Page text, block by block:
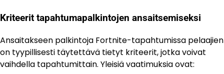
Kriteerit tapahtumapalkintojen ansaitsemiseksi
Ansaitakseen palkintoja Fortnite-tapahtumissa pelaajien
on tyypillisesti täytettävä tietyt kriteerit, jotka voivat
vaihdella tapahtumittain. Yleisiä vaatimuksia ovat: